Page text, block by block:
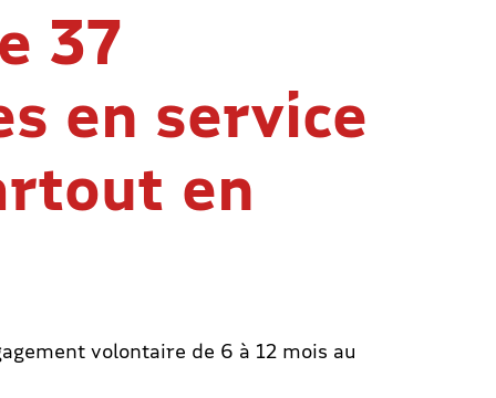
37
en service
en
volontaire de 6 à 12 mois au